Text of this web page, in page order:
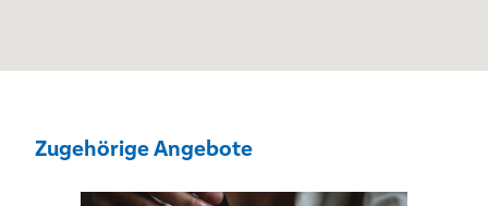
Zugehörige Angebote